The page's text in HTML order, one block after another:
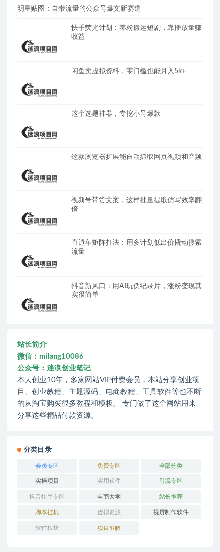
明星贴图：自带流量的公众号爆文新赛道
快手荧光计划：零粉搬运短剧，靠播放量赚
收益
闲鱼卖虚拟资料，零门槛也能月入5k+
这个选题神器，专挖小号爆款
这款浏览器扩展能自动抓取网页视频和音频
视频号带货文案，这样批量提取仿写效率翻
倍
直通车矩阵打法：用多计划低出价撬动搜索
流量
抖音新风口：用AI玩伪纪录片，涨粉变现其
实很简单
站长简介
微信：milang10086
公众号：迷浪创业笔记
本人创业10年，多家网站VIP付费会员，本站分享创业项
目、创业教程、主题源码、电商教程、工具软件等也不断
的从淘宝购买很多教程和模板。 专门做了这个网站用来
分享这些精品付款资源。
分类目录
会员专区 免费专区 全部分类
实操项目 实用软件 引流专区
抖音快手专区 电商大学 站长推荐
脚本挂机 虚拟资源 视屏制作软件
软件板块 项目拆解